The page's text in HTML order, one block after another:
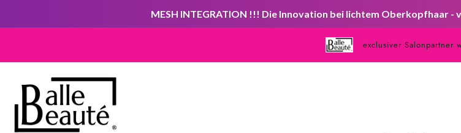
exclusiver Salonpartner
MESH INTEGRATION !!! Die Innovation bei lichtem Oberkopfhaar